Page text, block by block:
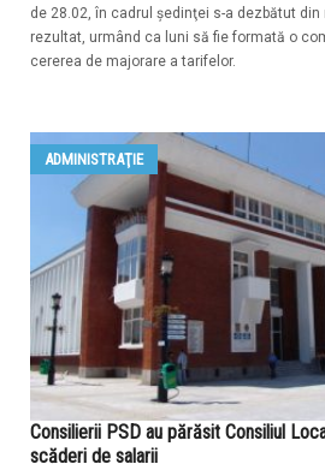
de 28.02, în cadrul şedinţei s-a dezbătut
rezultat, urmând ca luni să fie formată o
cererea de majorare a tarifelor.
ADMINISTRAŢIE
Consilierii PSD au părăsit Consiliul
scăderi de salarii